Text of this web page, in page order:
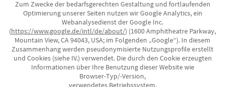
Zum Zwecke der bedarfsgerechten Gestaltung und fortlaufenden
Optimierung unserer Seiten nutzen wir Google Analytics, ein
Webanalysedienst der Google Inc.
(https://www.google.de/intl/de/about/) (1600 Amphitheatre Parkway,
Mountain View, CA 94043, USA; im Folgenden „Google“). In diesem
Zusammenhang werden pseudonymisierte Nutzungsprofile erstellt
und Cookies (siehe IV.) verwendet. Die durch den Cookie erzeugten
Informationen über Ihre Benutzung dieser Website wie
Browser-Typ/-Version,
verwendetes Betriebssystem,